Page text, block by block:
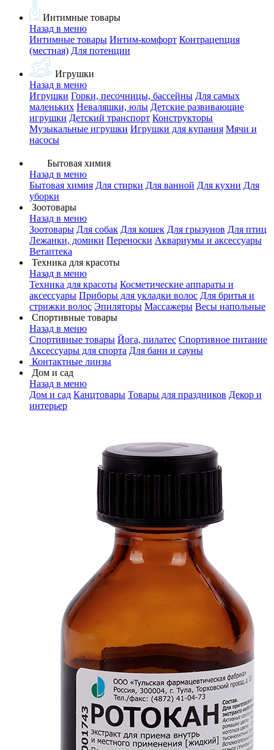
Интимные товары
Назад в меню
Интимные товары Интим-комфорт Контрацепция
(местная) Для потенции
Игрушки
Назад в меню
Игрушки Горки, песочницы, бассейны Для самых
маленьких Неваляшки, юлы Детские развивающие
игрушки Детский транспорт Конструкторы
Музыкальные игрушки Игрушки для купания Мячи и
насосы
Бытовая химия
Назад в меню
Бытовая химия Для стирки Для ванной Для кухни Для
уборки
Зоотовары
Назад в меню
Зоотовары Для собак Для кошек Для грызунов Для птиц
Лежанки, домики Переноски Аквариумы и аксессуары
Ветаптека
Техника для красоты
Назад в меню
Техника для красоты Косметические аппараты и
аксессуары Приборы для укладки волос Для бритья и
стрижки волос Эпиляторы Массажеры Весы напольные
Спортивные товары
Назад в меню
Спортивные товары Йога, пилатес Спортивное питание
Аксессуары для спорта Для бани и сауны
Контактные линзы
Дом и сад
Назад в меню
Дом и сад Канцтовары Товары для праздников Декор и
интерьер